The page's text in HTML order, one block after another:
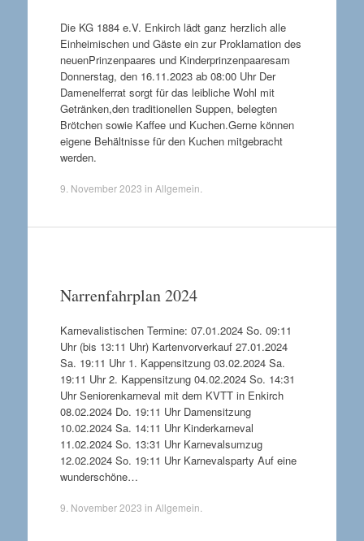
Die KG 1884 e.V. Enkirch lädt ganz herzlich alle
Einheimischen und Gäste ein zur Proklamation des
neuenPrinzenpaares und Kinderprinzenpaaresam
Donnerstag, den 16.11.2023 ab 08:00 Uhr Der
Damenelferrat sorgt für das leibliche Wohl mit
Getränken,den traditionellen Suppen, belegten
Brötchen sowie Kaffee und Kuchen.Gerne können
eigene Behältnisse für den Kuchen mitgebracht
werden.
9. November 2023 in Allgemein
Narrenfahrplan 2024
Karnevalistischen Termine: 07.01.2024 So. 09:11
Uhr (bis 13:11 Uhr) Kartenvorverkauf 27.01.2024
Sa. 19:11 Uhr 1. Kappensitzung 03.02.2024 Sa.
19:11 Uhr 2. Kappensitzung 04.02.2024 So. 14:31
Uhr Seniorenkarneval mit dem KVTT in Enkirch
08.02.2024 Do. 19:11 Uhr Damensitzung
10.02.2024 Sa. 14:11 Uhr Kinderkarneval
11.02.2024 So. 13:31 Uhr Karnevalsumzug
12.02.2024 So. 19:11 Uhr Karnevalsparty Auf eine
wunderschöne…
9. November 2023 in Allgemein